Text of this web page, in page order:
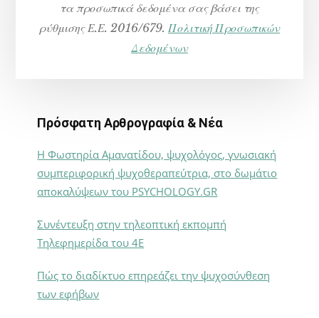
τα προσωπικά δεδομένα σας βάσει της
ρύθμισης Ε.Ε. 2016/679. Πολιτική Προσωπικών
Δεδομένων
Πρόσφατη Αρθρογραφία & Νέα
Η Φωστηρία Αμανατίδου, ψυχολόγος, γνωσιακή
συμπεριφορική ψυχοθεραπεύτρια, στο δωμάτιο
αποκαλύψεων του PSYCHOLOGY.GR
Συνέντευξη στην τηλεοπτική εκπομπή
Τηλεφημερίδα του 4Ε
Πώς το διαδίκτυο επηρεάζει την ψυχοσύνθεση
των εφήβων